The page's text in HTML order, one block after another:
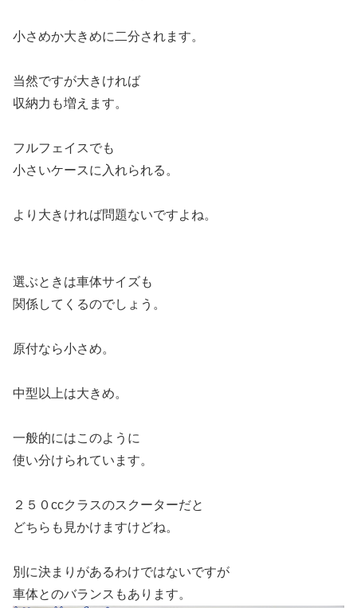
小さめか大きめに二分されます。
当然ですが大きければ
収納力も増えます。
フルフェイスでも
小さいケースに入れられる。
より大きければ問題ないですよね。
選ぶときは車体サイズも
関係してくるのでしょう。
原付なら小さめ。
中型以上は大きめ。
一般的にはこのように
使い分けられています。
２５０ccクラスのスクーターだと
どちらも見かけますけどね。
別に決まりがあるわけではないですが
車体とのバランスもあります。